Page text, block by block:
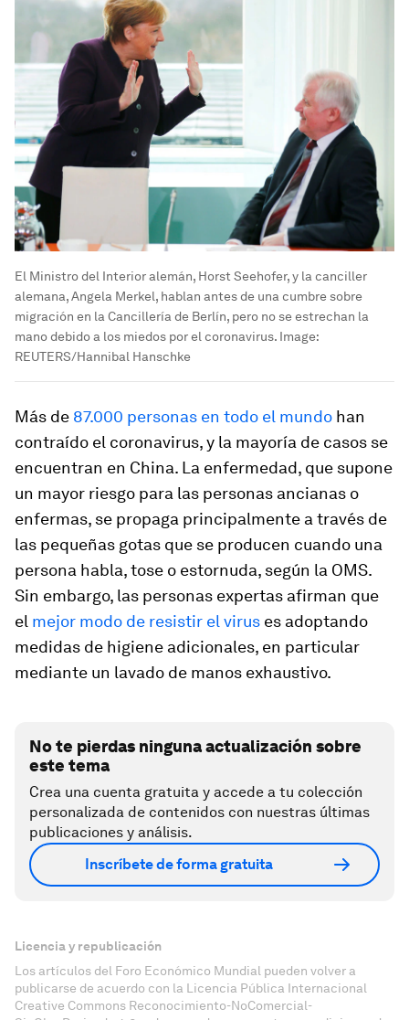
El Ministro del Interior alemán, Horst Seehofer, y la canciller
alemana, Angela Merkel, hablan antes de una cumbre sobre
migración en la Cancillería de Berlín, pero no se estrechan la
mano debido a los miedos por el coronavirus. Image:
REUTERS/Hannibal Hanschke
Más de 87.000 personas en todo el mundo han
contraído el coronavirus, y la mayoría de casos se
encuentran en China. La enfermedad, que supone
un mayor riesgo para las personas ancianas o
enfermas, se propaga principalmente a través de
las pequeñas gotas que se producen cuando una
persona habla, tose o estornuda, según la OMS.
Sin embargo, las personas expertas afirman que
el mejor modo de resistir el virus es adoptando
medidas de higiene adicionales, en particular
mediante un lavado de manos exhaustivo.
No te pierdas ninguna actualización sobre
este tema
Crea una cuenta gratuita y accede a tu colección
personalizada de contenidos con nuestras últimas
publicaciones y análisis.
Inscríbete de forma gratuita
Licencia y republicación
Los artículos del Foro Económico Mundial pueden volver a
publicarse de acuerdo con la Licencia Pública Internacional
Creative Commons Reconocimiento-NoComercial-